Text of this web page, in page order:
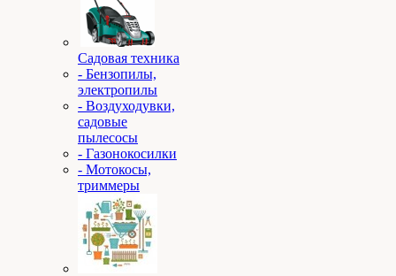
Садовая техника
- Бензопилы,
электропилы
- Воздуходувки,
садовые
пылесосы
- Газонокосилки
- Мотокосы,
триммеры